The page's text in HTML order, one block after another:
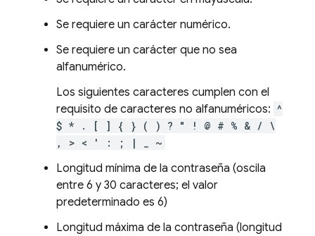
Se requiere un carácter numérico.
Se requiere un carácter que no sea
alfanumérico.
Los siguientes caracteres cumplen con el
requisito de caracteres no alfanuméricos: ^
$ * . [ ] { } ( ) ? " ! @ # % & / \
, > < ' : ; | _ ~
Longitud mínima de la contraseña (oscila
entre 6 y 30 caracteres; el valor
predeterminado es 6)
Longitud máxima de la contraseña (longitud